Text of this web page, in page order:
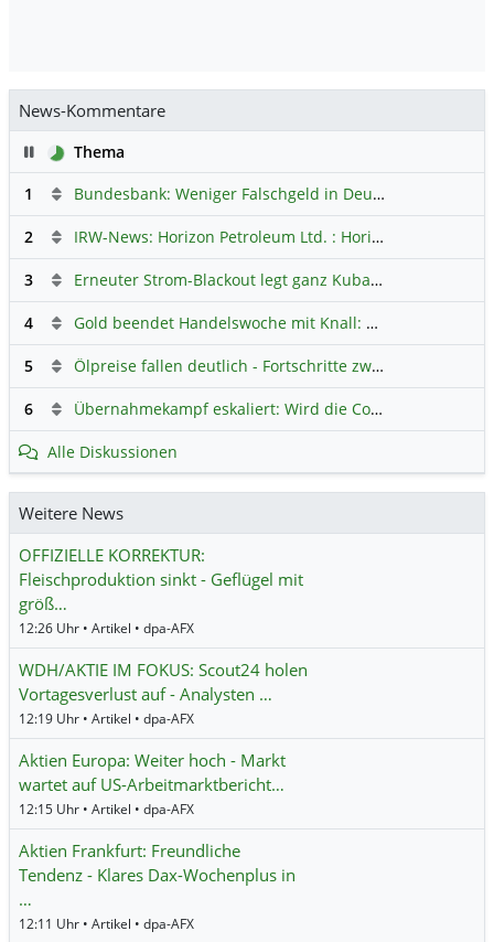
News-Kommentare
PauseThema
1
Bundesbank: Weniger Falschgeld in Deutschland
2 IRW-News: Horizon Petroleum Ltd. : Horizon Petroleum beginnt mit der Testförderung im Projekt Lachowice in Polen und schließt die Platzierung einer überzeichneten Wandelanleihe ab
3 Erneuter Strom-Blackout legt ganz Kuba lahm
4 Gold beendet Handelswoche mit Knall: Barrick Mining – Ist diese Aktie wieder ein Kauf?
5 Ölpreise fallen deutlich - Fortschritte zwischen USA und Iran belasten
6 Übernahmekampf eskaliert: Wird die Commerzbank italienisch?
Alle Diskussionen
Weitere News
OFFIZIELLE KORREKTUR:
Fleischproduktion sinkt - Geflügel mit
größ…
12:26 Uhr • Artikel • dpa-AFX
WDH/AKTIE IM FOKUS: Scout24 holen
Vortagesverlust auf - Analysten …
12:19 Uhr • Artikel • dpa-AFX
Aktien Europa: Weiter hoch - Markt
wartet auf US-Arbeitmarktbericht…
12:15 Uhr • Artikel • dpa-AFX
Aktien Frankfurt: Freundliche
Tendenz - Klares Dax-Wochenplus in
…
12:11 Uhr • Artikel • dpa-AFX